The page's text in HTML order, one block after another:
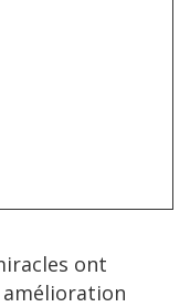
ont
amélioration